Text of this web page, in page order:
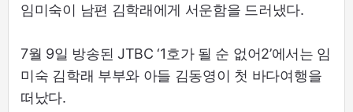
임미숙이 남편 김학래에게 서운함을 드러냈다.
7월 9일 방송된 JTBC ‘1호가 될 순 없어2’에서는 임
미숙 김학래 부부와 아들 김동영이 첫 바다여행을
떠났다.